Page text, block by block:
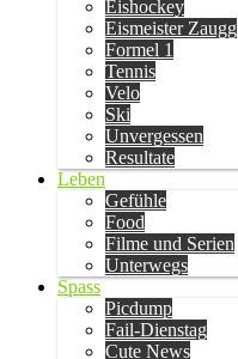
Eishockey
Eismeister Zaugg
Formel 1
Tennis
Velo
Ski
Unvergessen
Resultate
Leben
Gefühle
Food
Filme und Serien
Unterwegs
Spass
Picdump
Fail-Dienstag
Cute News